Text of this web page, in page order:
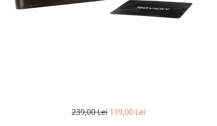
239,00 Lei 119,00 Lei